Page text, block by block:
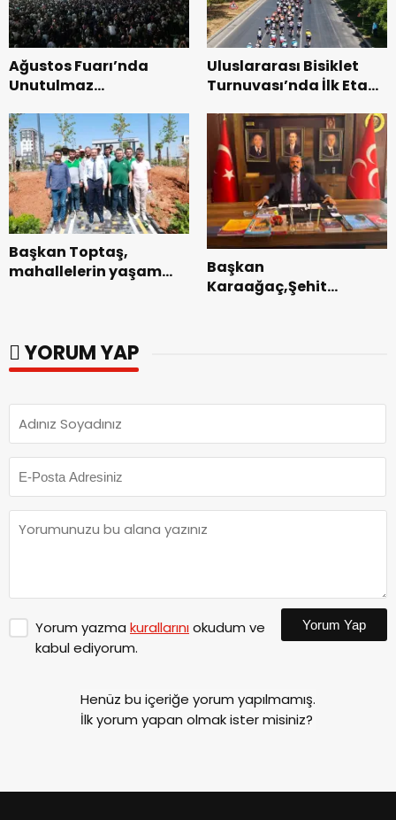
Ağustos Fuarı’nda
Unutulmaz
Uluslararası Bisiklet
Turnuvası’nda İlk Etap
Tamamlandı.
Başkan Toptaş,
mahallelerin yaşam
Başkan
Karaağaç,Şehit
YORUM YAP
Yorum yazma kurallarınıokudum ve
kabul ediyorum.
Yorum Yap
Henüz bu içeriğe yorum yapılmamış.
İlk yorum yapan olmak ister misiniz?